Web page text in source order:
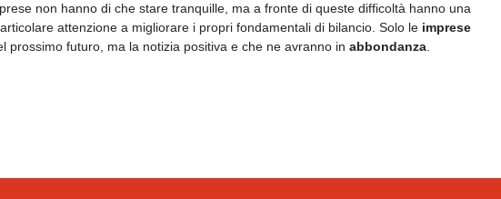
non hanno di che stare tranquille, ma a fronte di queste difficoltà hanno una
attenzione a migliorare i propri fondamentali di bilancio. Solo le imprese
prossimo futuro, ma la notizia positiva e che ne avranno in abbondanza.